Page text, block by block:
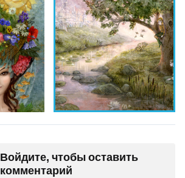
Войдите, чтобы оставить
комментарий